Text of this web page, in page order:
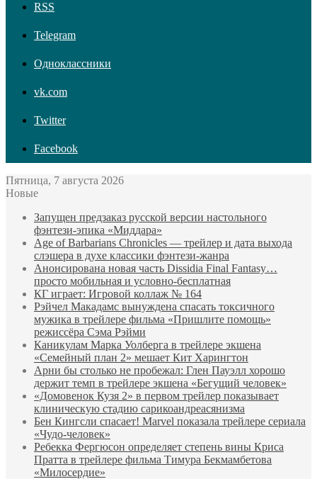
RSS
Telegram
Одноклассники
vk.com
Twitter
Facebook
Пятница, 7 августа 2026
Новые
Запущен предзаказ русской версии настольного
фэнтези-эпика «Миддара»
Age of Barbarians Chronicles — трейлер и дата выхода
слэшера в духе классики фэнтези-жанра
Анонсирована новая часть Dissidia Final Fantasy…
просто мобильная и условно-бесплатная
КГ играет: Игровой коллаж № 164
Рэйчел Макадамс вынуждена спасать токсичного
мужика в трейлере фильма «Пришлите помощь»
режиссёра Сэма Рэйми
Каникулам Марка Уолберга в трейлере экшена
«Семейный план 2» мешает Кит Харингтон
Арни бы столько не пробежал: Глен Пауэлл хорошо
держит темп в трейлере экшена «Бегущий человек»
«Домовенок Кузя 2» в первом трейлер показывает
клиническую стадию сарикоандреасянизма
Бен Кингсли спасает! Marvel показала трейлере сериала
«Чудо-человек»
Ребекка Фергюсон определяет степень вины Криса
Пратта в трейлере фильма Тимура Бекмамбетова
«Милосердие»